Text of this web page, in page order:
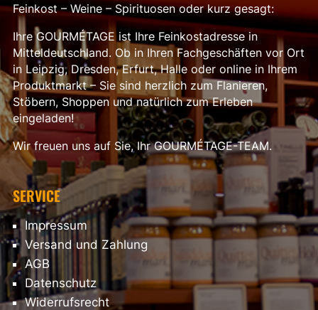
Feinkost – Weine – Spirituosen oder kurz gesagt:
Ihre GOURMÉTAGE ist Ihre Feinkostadresse in
Mitteldeutschland. Ob in Ihren Fachgeschäften vor Ort
in Leipzig, Dresden, Erfurt, Halle oder online in Ihrem
Produktmarkt – Sie sind herzlich zum Flanieren,
Stöbern, Shoppen und natürlich zum Erleben
eingeladen!
Wir freuen uns auf Sie, Ihr GOURMÉTAGE-TEAM.
SERVICE
Impressum
Versand und Zahlung
AGB
Datenschutz
Widerrufsrecht